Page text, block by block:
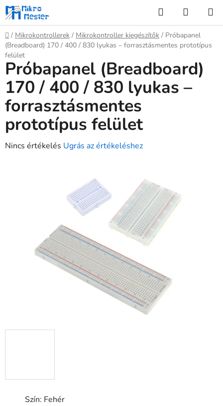
Ugrás
fő
tartalomhoz
KeresésKOSÁR
Kezdőlap
/ Mikrokontrollerek / Mikrokontroller kiegészítők / Próbapanel
(Breadboard) 170 / 400 / 830 lyukas – forrasztásmentes prototípus
felület
Szín: Fehér
Próbapanel (Breadboard)
170 / 400 / 830 lyukas –
forrasztásmentes
prototípus felület
A
Nincs értékelés Ugrás az értékeléshez